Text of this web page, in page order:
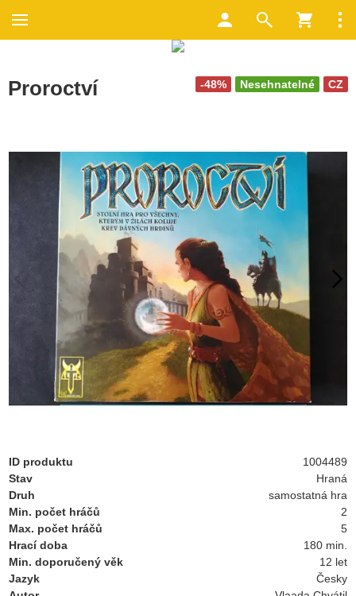
CZ
Nesehnatelné
-48%
Proroctví
ID produktu
1004489
Stav
Hraná
Druh
samostatná hra
Min. počet hráčů
2
Max. počet hráčů
5
Hrací doba
180 min.
Min. doporučený věk
12 let
Jazyk
Česky